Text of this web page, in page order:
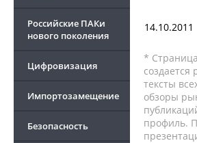
Российские ПАКи
нового поколения
Цифровизация
Импортозамещение
Безопасность
14.10.2011
*
тексты
обзоры
профиль.